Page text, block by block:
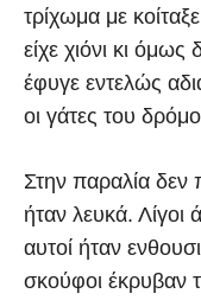
τρίχωμα με
είχε χιόνι κι
έφυγε εντελώς
οι γάτες του
Στην παραλία δεν
ήταν λευκά.
αυτοί ήταν
σκούφοι